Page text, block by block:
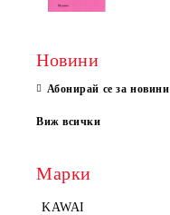
Новини
Абонирай се за новини
Виж всички
Марки
KAWAI